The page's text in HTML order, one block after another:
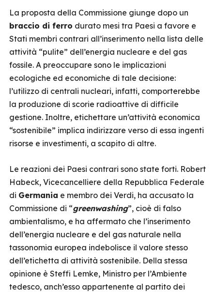
La proposta della Commissione giunge dopo un
braccio di ferro durato mesi tra Paesi a favore e
Stati membri contrari all’inserimento nella lista delle
attività “pulite” dell’energia nucleare e del gas
fossile. A preoccupare sono le implicazioni
ecologiche ed economiche di tale decisione:
l’utilizzo di centrali nucleari, infatti, comporterebbe
la produzione di scorie radioattive di difficile
gestione. Inoltre, etichettare un’attività economica
“sostenibile” implica indirizzare verso di essa ingenti
risorse e investimenti, a scapito di altre.
Le reazioni dei Paesi contrari sono state forti. Robert
Habeck, Vicecancelliere della Repubblica Federale
di Germania e membro dei Verdi, ha accusato la
Commissione di “greenwashing”, cioè di falso
ambientalismo, e ha affermato che l’inserimento
dell’energia nucleare e del gas naturale nella
tassonomia europea indebolisce il valore stesso
dell’etichetta di attività sostenibile. Della stessa
opinione è Steffi Lemke, Ministro per l’Ambiente
tedesco, anch’esso appartenente al partito dei